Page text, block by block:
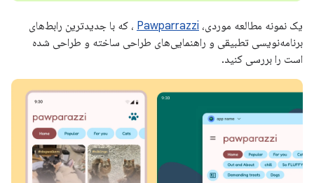
یک نمونه مطالعه موردی، Pawparrazzi ، که با جدیدترین رابط‌های
برنامه‌نویسی تطبیقی ​​و راهنمایی‌های طراحی ساخته و طراحی شده
است را بررسی کنید.